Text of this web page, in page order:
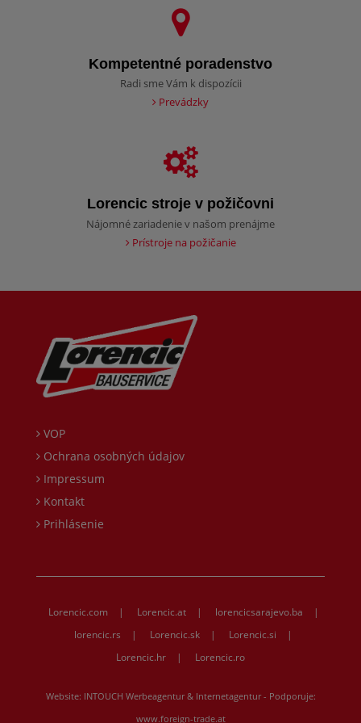
Kompetentné poradenstvo
Radi sme Vám k dispozícii
Prevádzky
Lorencic stroje v požičovni
Nájomné zariadenie v našom prenájme
Prístroje na požičanie
VOP
Ochrana osobných údajov
Impressum
Kontakt
Prihlásenie
Lorencic.com | Lorencic.at | lorencicsarajevo.ba
|
lorencic.rs
| Lorencic.sk | Lorencic.si
|
Lorencic.hr
| Lorencic.ro
Website: INTOUCH Werbeagentur & Internetagentur- Podporuje:
www.foreign-trade.at